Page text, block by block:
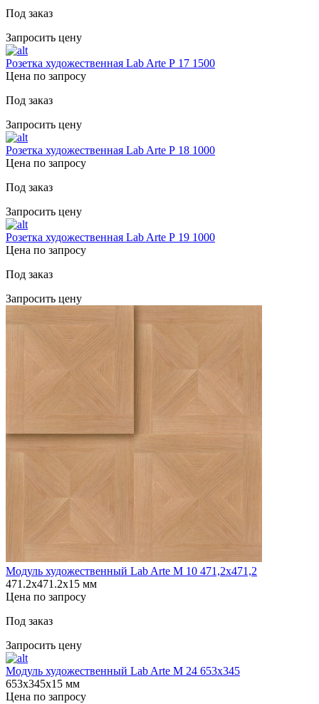
Под заказ
Запросить цену
Розетка художественная Lab Arte Р 17 1500
Цена по запросу
Под заказ
Запросить цену
Розетка художественная Lab Arte Р 18 1000
Цена по запросу
Под заказ
Запросить цену
Розетка художественная Lab Arte Р 19 1000
Цена по запросу
Под заказ
Запросить цену
Модуль художественный Lab Arte М 10 471,2х471,2
471.2х471.2х15 мм
Цена по запросу
Под заказ
Запросить цену
Модуль художественный Lab Arte М 24 653х345
653х345х15 мм
Цена по запросу